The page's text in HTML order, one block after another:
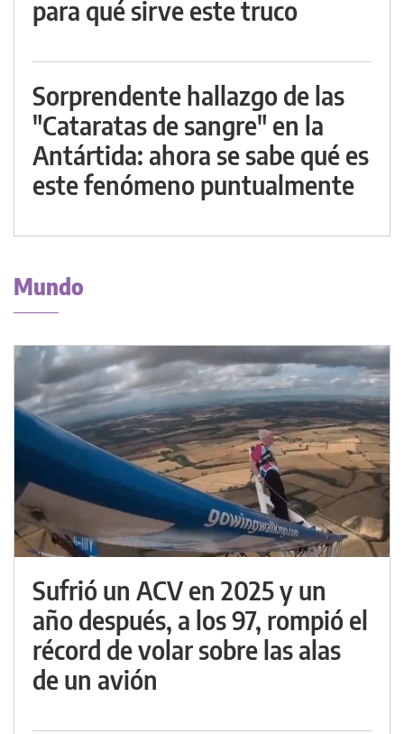
para qué sirve este truco
Sorprendente hallazgo de las
"Cataratas de sangre" en la
Antártida: ahora se sabe qué es
este fenómeno puntualmente
Mundo
Sufrió un ACV en 2025 y un
año después, a los 97, rompió el
récord de volar sobre las alas
de un avión